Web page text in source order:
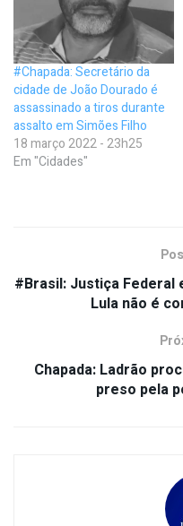
#Chapada: Secretário da
cidade de João Dourado é
assassinado a tiros durante
assalto em Simões Filho
18 março 2022 - 23h25
Em "Cidades"
#Brasil: Justiça
Lula não é
Chapada: Ladrão
preso pela